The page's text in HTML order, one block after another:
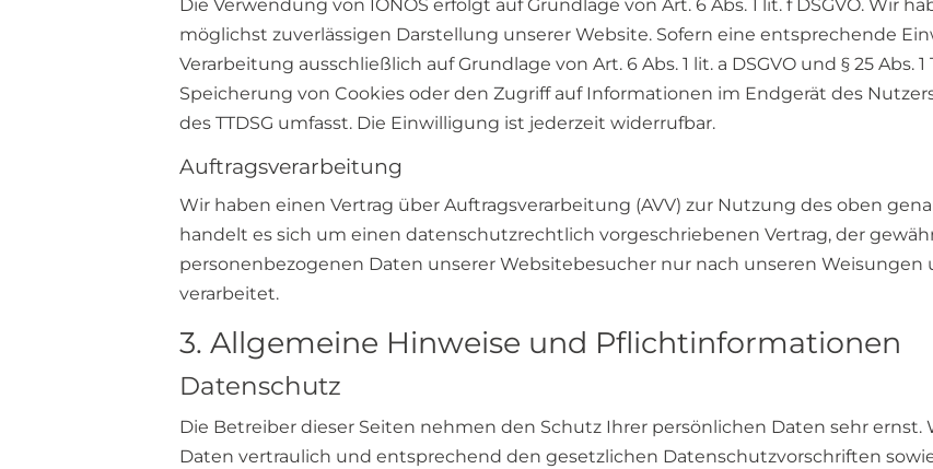
Die Verwendung von IONOS erfolgt auf Grundlage von Art. 6 Abs. 1 lit. f DSGVO. Wir
möglichst zuverlässigen Darstellung unserer Website. Sofern eine entsprechende
Verarbeitung ausschließlich auf Grundlage von Art. 6 Abs. 1 lit. a DSGVO und § 25 Abs.
Speicherung von Cookies oder den Zugriff auf Informationen im Endgerät des
des TTDSG umfasst. Die Einwilligung ist jederzeit widerrufbar.
Auftragsverarbeitung
Wir haben einen Vertrag über Auftragsverarbeitung (AVV) zur Nutzung des oben
handelt es sich um einen datenschutzrechtlich vorgeschriebenen Vertrag, der
personenbezogenen Daten unserer Websitebesucher nur nach unseren Weisungen
verarbeitet.
3. Allgemeine Hinweise und Pflicht­informationen
Datenschutz
Die Betreiber dieser Seiten nehmen den Schutz Ihrer persönlichen Daten sehr
Daten vertraulich und entsprechend den gesetzlichen Datenschutzvorschriften